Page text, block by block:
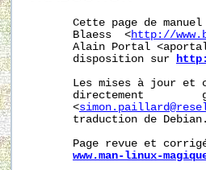
Cette page de
       Blaess  <
http://
Alain Portal
       disposition sur
Les mises à jour et
directement
       <
       traduction de Debian.
Page revue et
www.man-linux-